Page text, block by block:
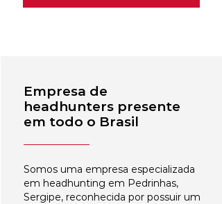
Empresa de
headhunters presente
em todo o Brasil
Somos uma empresa especializada
em headhunting em Pedrinhas,
Sergipe, reconhecida por possuir um